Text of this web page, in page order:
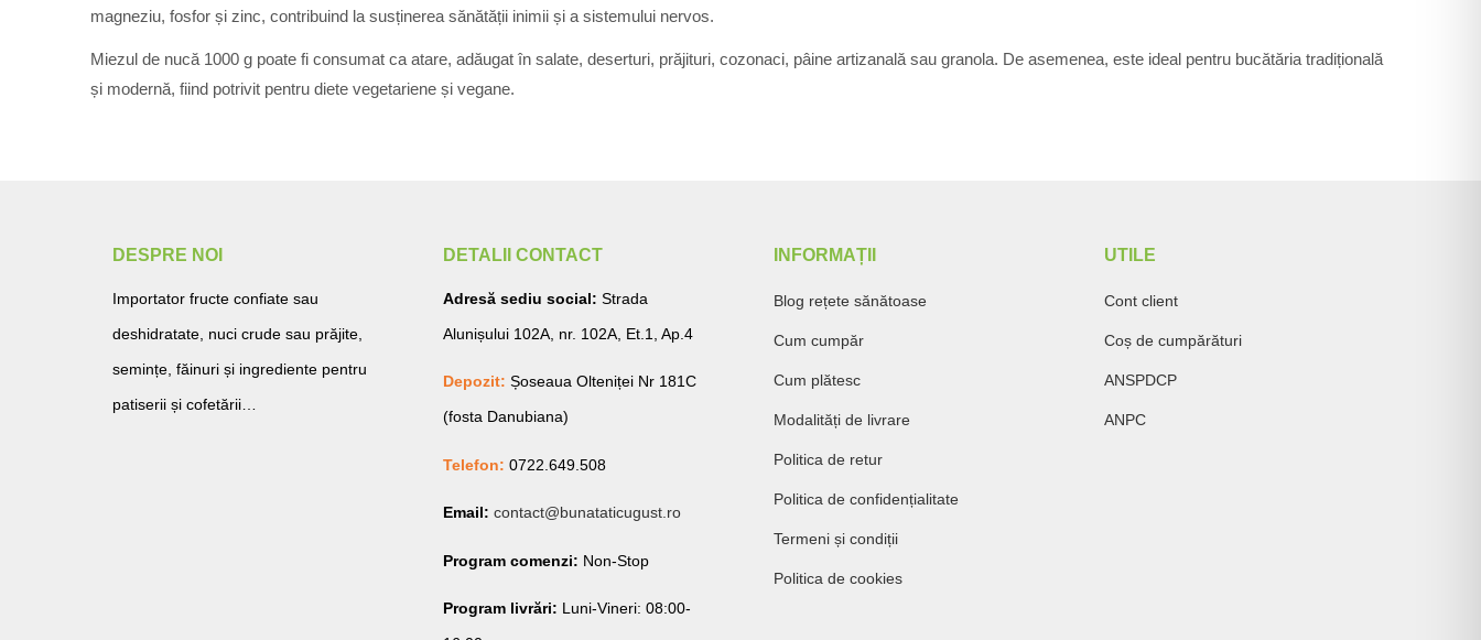
magneziu, fosfor și zinc, contribuind la susținerea sănătății inimii și a sistemului nervos.
Miezul de nucă 1000 g poate fi consumat ca atare, adăugat în salate, deserturi, prăjituri, cozonaci, pâine artizanală sau granola. De asemenea, este ideal pentru bucătăria tradițională
și modernă, fiind potrivit pentru diete vegetariene și vegane.
DESPRE NOI
Importator fructe confiate sau
deshidratate, nuci crude sau prăjite,
semințe, făinuri și ingrediente pentru
patiserii și cofetării…
DETALII CONTACT
Adresă sediu social: Strada
Alunișului 102A, nr. 102A, Et.1, Ap.4
Depozit: Șoseaua Olteniței Nr 181C
(fosta Danubiana)
Telefon: 0722.649.508
Email: contact@bunataticugust.ro
Program comenzi: Non-Stop
Program livrări: Luni-Vineri: 08:00-
INFORMAȚII
Blog rețete sănătoase
Cum cumpăr
Cum plătesc
Modalități de livrare
Politica de retur
Politica de confidențialitate
Termeni și condiții
Politica de cookies
UTILE
Cont client
Coș de cumpărături
ANSPDCP
ANPC